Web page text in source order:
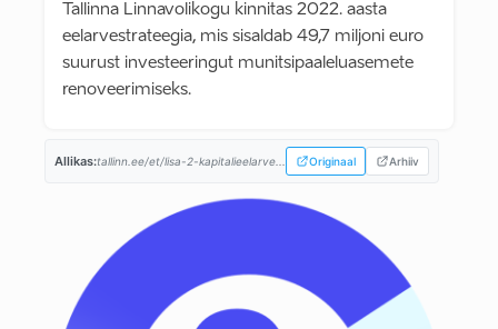
Tallinna Linnavolikogu kinnitas 2022. aasta
eelarvestrateegia, mis sisaldab 49,7 miljoni euro
suurust investeeringut munitsipaaleluasemete
renoveerimiseks.
Allikas:tallinn.ee/et/lisa-2-kapitalieelarve... Originaal Arhiiv